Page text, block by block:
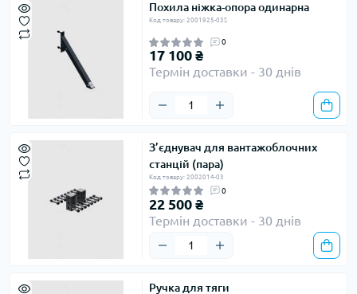
Похила ніжка-опора одинарна
Код товару: 2001925-03S
0
17 100 ₴
Термін доставки - 30 днів
З’єднувач для вантажоблочних
станцій (пара)
Код товару: 2002014-03
0
22 500 ₴
Термін доставки - 30 днів
Ручка для тяги